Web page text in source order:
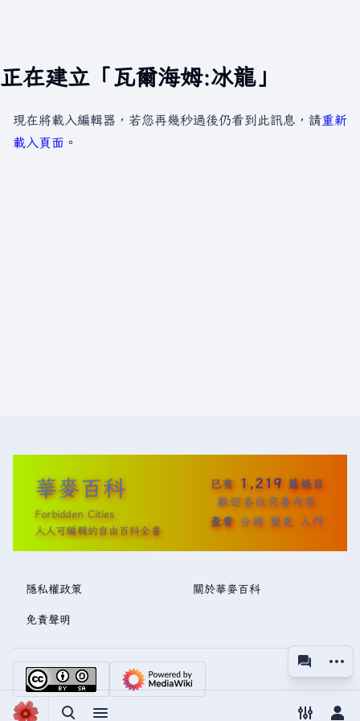
正在建立「瓦爾海姆:冰龍」
視圖
更多
現在將載入編輯器，若您再幾秒過後仍看到此訊息，請重新
載入頁面 。
華麥百科
Forbidden Cities
人人可編輯的自由百科全書
已有 1,219 篇條目
歡迎各位完善內容
查看 分類 變更 入門
隱私權政策 關於華麥百科
免責聲明